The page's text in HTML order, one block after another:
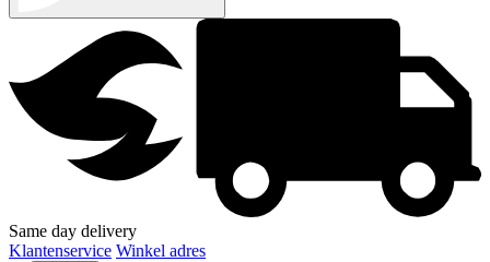
Same day delivery
Klantenservice Winkel adres